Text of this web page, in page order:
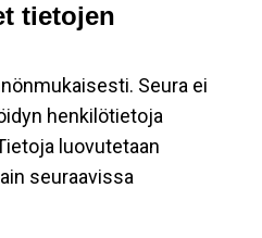
tietojen
Seura ei
henkilötietoja
luovutetaan
seuraavissa